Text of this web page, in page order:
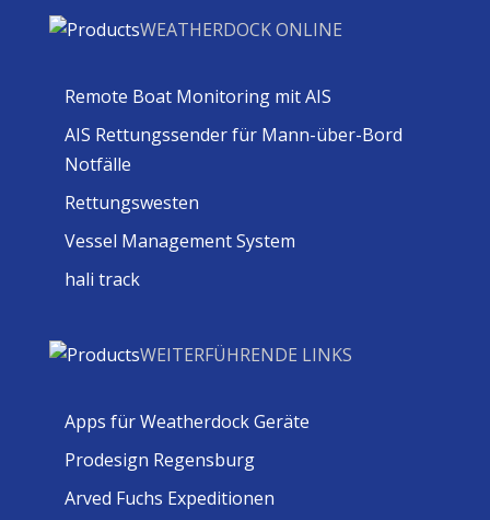
WEATHERDOCK ONLINE
Remote Boat Monitoring mit AIS
AIS Rettungssender für Mann-über-Bord
Notfälle
Rettungswesten
Vessel Management System
hali track
WEITERFÜHRENDE LINKS
Apps für Weatherdock Geräte
Prodesign Regensburg
Arved Fuchs Expeditionen